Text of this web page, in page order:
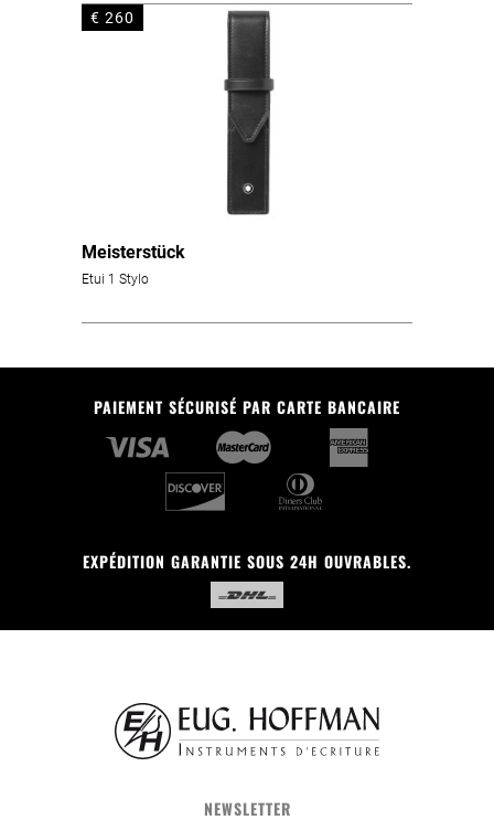
€ 260
Meisterstück
Etui 1 Stylo
PAIEMENT SÉCURISÉ PAR CARTE BANCAIRE
EXPÉDITION GARANTIE SOUS 24H OUVRABLES.
NEWSLETTER